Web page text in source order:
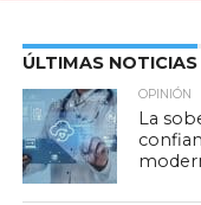
ÚLTIMAS NOTICIAS
OPINIÓN
La